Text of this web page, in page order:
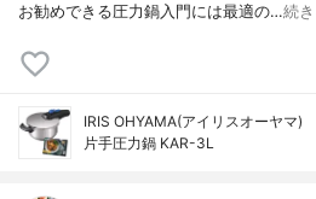
お勧めできる圧力鍋入門には最適の…続
IRIS OHYAMA(アイリスオーヤマ)
片手圧力鍋 KAR-3L